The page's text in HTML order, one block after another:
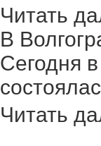
Читать
В
Сегодня
Читать